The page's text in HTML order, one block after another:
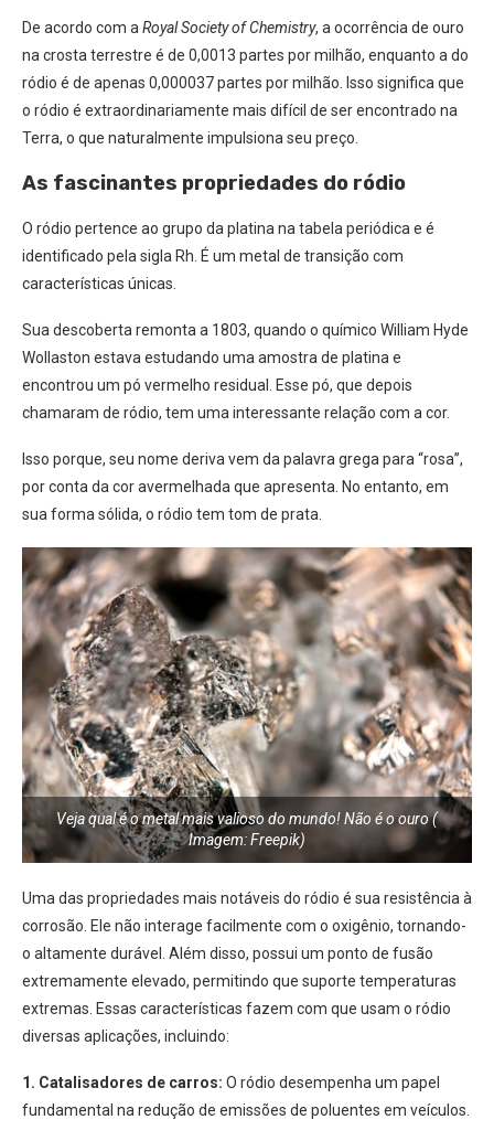
De acordo com a Royal Society of Chemistry, a ocorrência de ouro
na crosta terrestre é de 0,0013 partes por milhão, enquanto a do
ródio é de apenas 0,000037 partes por milhão. Isso significa que
o ródio é extraordinariamente mais difícil de ser encontrado na
Terra, o que naturalmente impulsiona seu preço.
As fascinantes propriedades do ródio
O ródio pertence ao grupo da platina na tabela periódica e é
identificado pela sigla Rh. É um metal de transição com
características únicas.
Sua descoberta remonta a 1803, quando o químico William Hyde
Wollaston estava estudando uma amostra de platina e
encontrou um pó vermelho residual. Esse pó, que depois
chamaram de ródio, tem uma interessante relação com a cor.
Isso porque, seu nome deriva vem da palavra grega para “rosa”,
por conta da cor avermelhada que apresenta. No entanto, em
sua forma sólida, o ródio tem tom de prata.
Veja qual é o metal mais valioso do mundo! Não é o ouro (
Imagem: Freepik)
Uma das propriedades mais notáveis do ródio é sua resistência à
corrosão. Ele não interage facilmente com o oxigênio, tornando-
o altamente durável. Além disso, possui um ponto de fusão
extremamente elevado, permitindo que suporte temperaturas
extremas. Essas características fazem com que usam o ródio
diversas aplicações, incluindo:
1. Catalisadores de carros: O ródio desempenha um papel
fundamental na redução de emissões de poluentes em veículos.